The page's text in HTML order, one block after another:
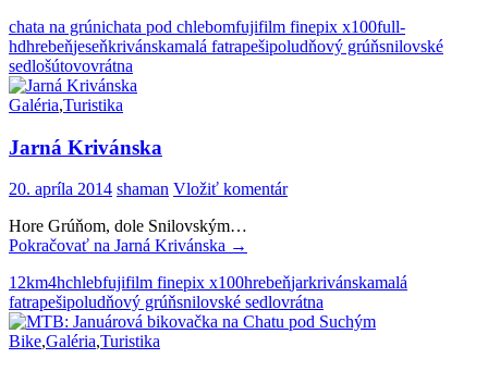
chata na grúnichata pod chlebomfujifilm finepix x100full-
hdhrebeňjeseňkrivánskamalá fatrapešipoludňový grúňsnilovské
sedlošútovovrátna
Galéria,Turistika
Jarná Krivánska
20. apríla 2014 shaman Vložiť komentár
Hore Grúňom, dole Snilovským…
Pokračovať na Jarná Krivánska →
12km4hchlebfujifilm finepix x100hrebeňjarkrivánskamalá
fatrapešipoludňový grúňsnilovské sedlovrátna
Bike,Galéria,Turistika